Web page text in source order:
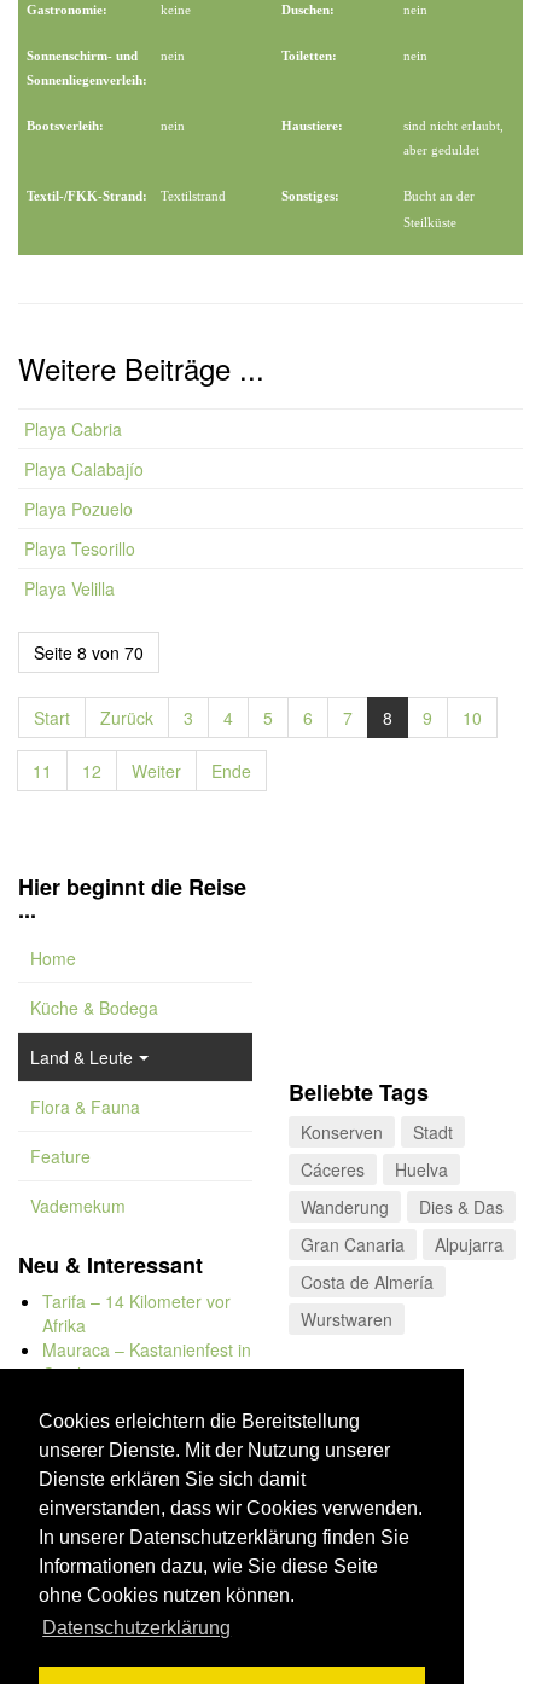
Cookies erleichtern die Bereitstellung
unserer Dienste. Mit der Nutzung unserer
Dienste erklären Sie sich damit
einverstanden, dass wir Cookies verwenden.
In unserer Datenschutzerklärung finden Sie
Informationen dazu, wie Sie diese Seite
ohne Cookies nutzen können.
Datenschutzerklärung
Gastronomie: keine Duschen: nein
Sonnenschirm- und
Sonnenliegenverleih:
nein Toiletten: nein
Bootsverleih: nein Haustiere:
sind nicht erlaubt,
aber geduldet
Textil-/FKK-Strand: Textilstrand Sonstiges:
Bucht an der
Steilküste
Weitere Beiträge ...
Playa Cabria
Playa Calabajío
Playa Pozuelo
Playa Tesorillo
Playa Velilla
Seite 8 von 70
Start Zurück 3 4 5 6 7 8 9 10
11 12 Weiter Ende
Hier beginnt die Reise
...
Home
Küche & Bodega
Land & Leute
Flora & Fauna
Feature
Vademekum
Neu & Interessant
Tarifa – 14 Kilometer vor
Afrika
Mauraca – Kastanienfest in
Capileira
Bolonia
Kap Trafalgar
Düne von Bolonia
Beliebte Tags
Konserven
Stadt
Cáceres
Huelva
Wanderung
Dies & Das
Gran Canaria
Alpujarra
Costa de Almería
Wurstwaren